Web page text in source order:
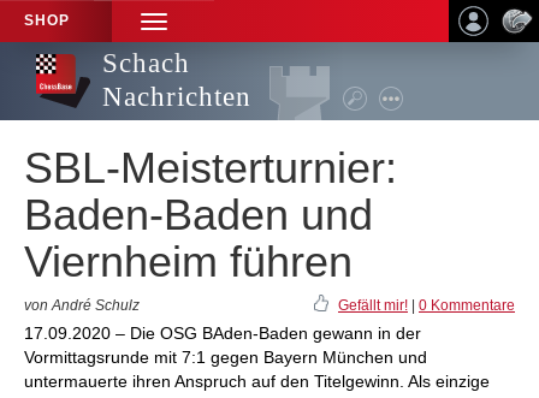
SHOP
TOGGLE
NAVIGATION
Schach
Nachrichten
SBL-Meisterturnier:
Baden-Baden und
Viernheim führen
von André Schulz Gefällt mir! 0 Kommentare
17.09.2020 – Die OSG BAden-Baden gewann in der
Vormittagsrunde mit 7:1 gegen Bayern München und
untermauerte ihren Anspruch auf den Titelgewinn. Als einzige